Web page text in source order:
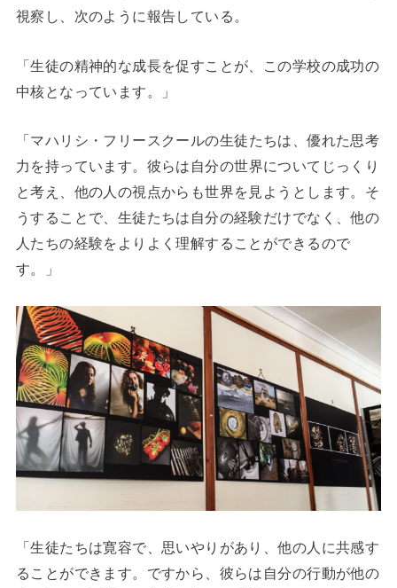
視察し、次のように報告している。
「生徒の精神的な成長を促すことが、この学校の成功の
中核となっています。」
「マハリシ・フリースクールの生徒たちは、優れた思考
力を持っています。 彼らは自分の世界についてじっくり
と考え、他の人の視点からも世界を見ようとします。そ
うすることで、生徒たちは自分の経験だけでなく、他の
人たちの経験をよりよく理解することができるので
す。」
「生徒たちは寛容で、思いやりがあり、他の人に共感す
ることができます。ですから、彼らは自分の行動が他の